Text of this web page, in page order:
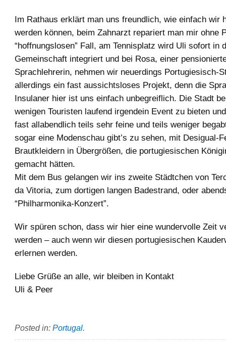
Im Rathaus erklärt man uns freundlich, wie einfach wir
werden können, beim Zahnarzt repariert man mir ohne
“hoffnungslosen” Fall, am Tennisplatz wird Uli sofort in
Gemeinschaft integriert und bei Rosa, einer
Sprachlehrerin, nehmen wir neuerdings Portugiesisch-
allerdings ein fast aussichtsloses Projekt, denn die
Insulaner hier ist uns einfach unbegreiflich. Die Stadt
wenigen Touristen laufend irgendein Event zu bieten
fast allabendlich teils sehr feine und teils weniger
sogar eine Modenschau gibt’s zu sehen, mit Desigual-
Brautkleidern in Übergrößen, die portugiesischen
gemacht hätten.
Mit dem Bus gelangen wir ins zweite Städtchen von
da Vitoria, zum dortigen langen Badestrand, oder
“Philharmonika-Konzert”.
Wir spüren schon, dass wir hier eine wundervolle Zeit
werden – auch wenn wir diesen portugiesischen
erlernen werden.
Liebe Grüße an alle, wir bleiben in Kontakt
Uli & Peer
Posted in: Portugal.